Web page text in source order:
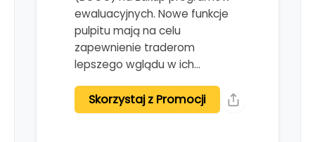
ewaluacyjnych. Nowe funkcje
pulpitu mają na celu
zapewnienie traderom
lepszego wglądu w ich…
Skorzystaj z Promocji